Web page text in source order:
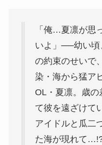
「俺…夏凛が思
いよ」──幼い頃
の約束のせいで
染・海から猛ア
OL・夏凛。歳
て彼を遠ざけて
アイドルと瓜二
た海が現れて